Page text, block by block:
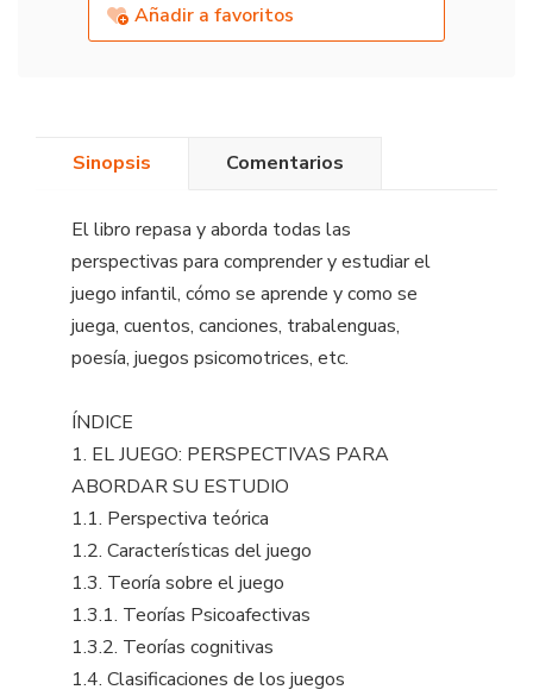
Añadir a favoritos
Sinopsis Comentarios
El libro repasa y aborda todas las
perspectivas para comprender y estudiar el
juego infantil, cómo se aprende y como se
juega, cuentos, canciones, trabalenguas,
poesía, juegos psicomotrices, etc.
ÍNDICE
1. EL JUEGO: PERSPECTIVAS PARA
ABORDAR SU ESTUDIO
1.1. Perspectiva teórica
1.2. Características del juego
1.3. Teoría sobre el juego
1.3.1. Teorías Psicoafectivas
1.3.2. Teorías cognitivas
1.4. Clasificaciones de los juegos